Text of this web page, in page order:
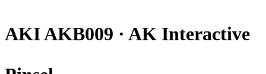
AKI AKB009 · AK Interactive